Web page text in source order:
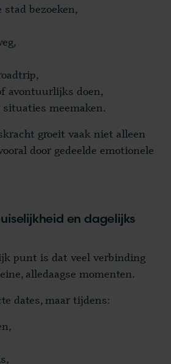
stad bezoeken,
avontuurlijks doen,
meemaken.
groeit vaak niet alleen
door gedeelde emotionele
en dagelijks
punt is dat veel verbinding
alledaagse momenten.
dates, maar tijdens: